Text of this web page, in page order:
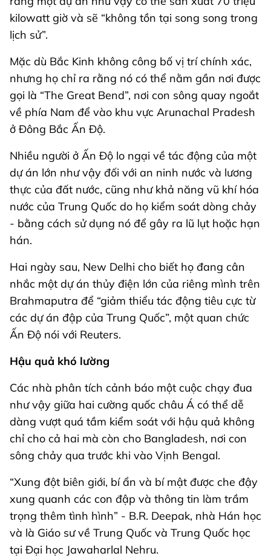
kilowatt giờ và sẽ “không tồn tại song song trong
lịch sử”.
Mặc dù Bắc Kinh không công bố vị trí chính xác,
nhưng họ chỉ ra rằng nó có thể nằm gần nơi được
gọi là “The Great Bend”, nơi con sông quay ngoắt
về phía Nam để vào khu vực Arunachal Pradesh
ở Đông Bắc Ấn Độ.
Nhiều người ở Ấn Độ lo ngại về tác động của một
dự án lớn như vậy đối với an ninh nước và lương
thực của đất nước, cũng như khả năng vũ khí hóa
nước của Trung Quốc do họ kiểm soát dòng chảy
- bằng cách sử dụng nó để gây ra lũ lụt hoặc hạn
hán.
Hai ngày sau, New Delhi cho biết họ đang cân
nhắc một dự án thủy điện lớn của riêng mình trên
Brahmaputra để “giảm thiểu tác động tiêu cực từ
các dự án đập của Trung Quốc”, một quan chức
Ấn Độ nói với Reuters.
Hậu quả khó lường
Các nhà phân tích cảnh báo một cuộc chạy đua
như vậy giữa hai cường quốc châu Á có thể dễ
dàng vượt quá tầm kiểm soát với hậu quả không
chỉ cho cả hai mà còn cho Bangladesh, nơi con
sông chảy qua trước khi vào Vịnh Bengal.
“Xung đột biên giới, bí ẩn và bí mật được che đậy
xung quanh các con đập và thông tin làm trầm
trọng thêm tình hình” - B.R. Deepak, nhà Hán học
và là Giáo sư về Trung Quốc và Trung Quốc học
tại Đại học Jawaharlal Nehru.